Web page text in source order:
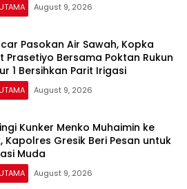
August 9, 2026
Pasokan Air Sawah, Kopka
Prasetiyo Bersama Poktan Rukun
1 Bersihkan Parit Irigasi
August 9, 2026
Kunker Menko Muhaimin ke
Kapolres Gresik Beri Pesan untuk
Muda
August 9, 2026